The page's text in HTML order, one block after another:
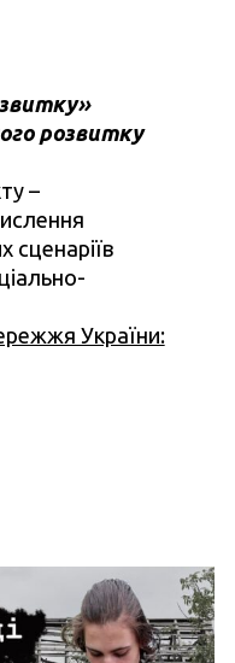
розвитку
–
сценаріїв
України: